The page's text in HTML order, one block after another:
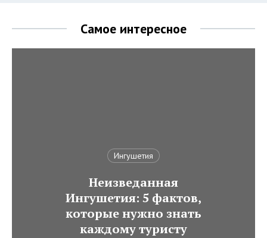
Самое интересное
Ингушетия
Неизведанная
Ингушетия: 5 фактов,
которые нужно знать
каждому туристу